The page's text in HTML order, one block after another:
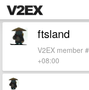
ftsland
V2EX member
+08:00